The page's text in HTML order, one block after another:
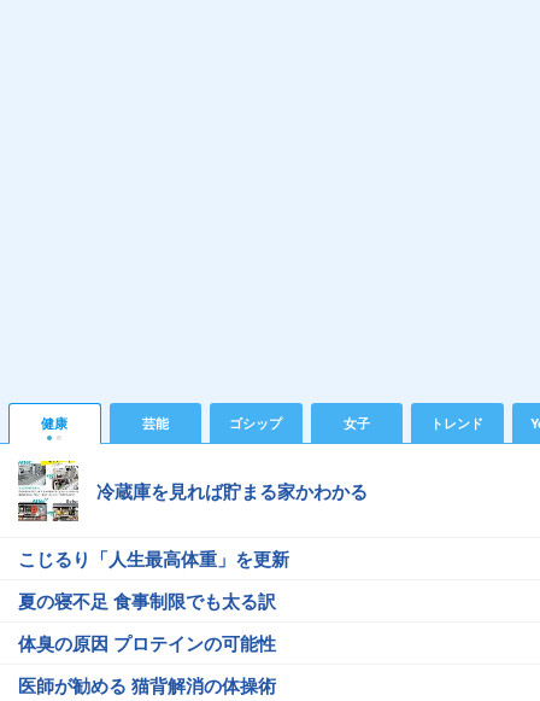
健康 芸能 ゴシップ 女子 トレンド
冷蔵庫を見れば貯まる家かわかる
こじるり「人生最高体重」を更新
夏の寝不足 食事制限でも太る訳
体臭の原因 プロテインの可能性
医師が勧める 猫背解消の体操術